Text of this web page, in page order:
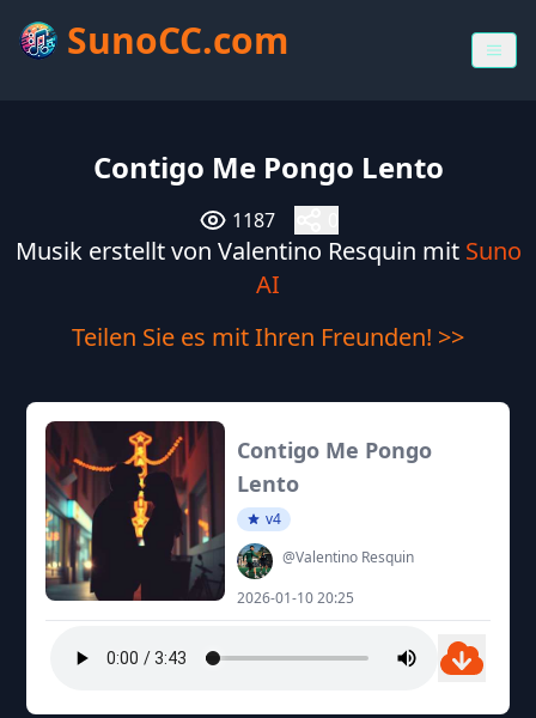
SunoCC.com
Contigo Me Pongo Lento
1187
Musik erstellt von Valentino Resquin mit Suno
AI
Teilen Sie es mit Ihren Freunden! >>
Contigo Me Pongo
Lento
v4
@Valentino Resquin
2026-01-10 20:25